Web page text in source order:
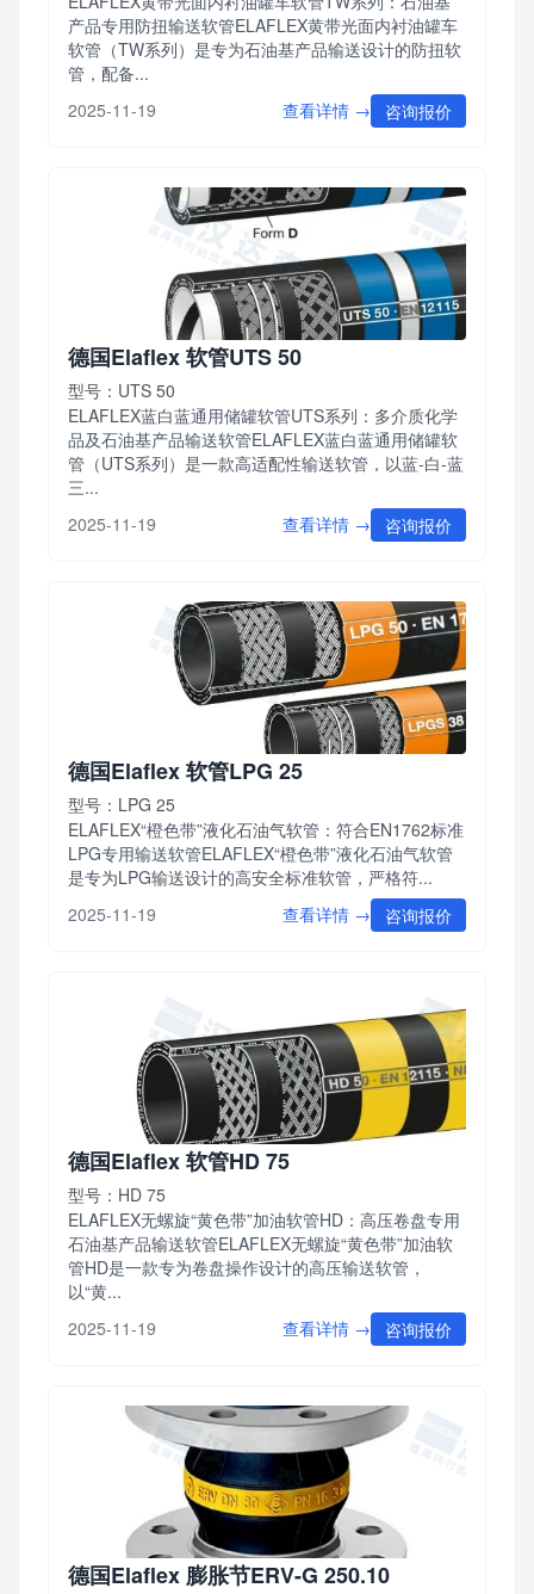
产品专用防扭输送软管ELAFLEX黄带光面内衬油罐车
软管（TW系列）是专为石油基产品输送设计的防扭软
管，配备...
2025-11-19
查看详情 → 咨询报价
德国Elaflex 软管UTS 50
型号：UTS 50
ELAFLEX蓝白蓝通用储罐软管UTS系列：多介质化学
品及石油基产品输送软管ELAFLEX蓝白蓝通用储罐软
管（UTS系列）是一款高适配性输送软管，以蓝-白-蓝
三...
2025-11-19
查看详情 → 咨询报价
德国Elaflex 软管LPG 25
型号：LPG 25
ELAFLEX“橙色带”液化石油气软管：符合EN1762标准
LPG专用输送软管ELAFLEX“橙色带”液化石油气软管
是专为LPG输送设计的高安全标准软管，严格符...
2025-11-19
查看详情 → 咨询报价
德国Elaflex 软管HD 75
型号：HD 75
ELAFLEX无螺旋“黄色带”加油软管HD：高压卷盘专用
石油基产品输送软管ELAFLEX无螺旋“黄色带”加油软
管HD是一款专为卷盘操作设计的高压输送软管，
以“黄...
2025-11-19
查看详情 → 咨询报价
德国Elaflex 膨胀节ERV-G 250.10